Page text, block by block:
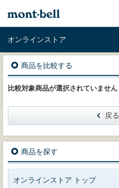
オンラインストア
商品を比較する
比較対象商品が選択されていません
戻る
商品を探す
オンラインストア トップ